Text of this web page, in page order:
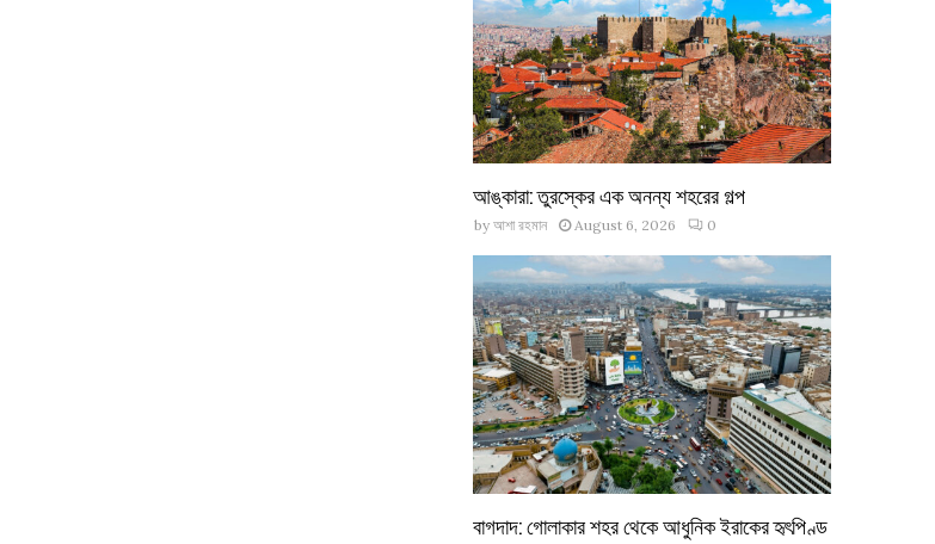
আঙ্কারা: তুরস্কের এক অনন্য শহরের গল্প
by আশা রহমান August 6, 2026 0
বাগদাদ: গোলাকার শহর থেকে আধুনিক ইরাকের হৃৎপিণ্ড